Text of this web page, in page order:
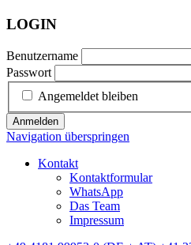
LOGIN
Benutzername
Passwort
Angemeldet bleiben
Anmelden
Navigation überspringen
Kontakt
Kontaktformular
WhatsApp
Das Team
Impressum